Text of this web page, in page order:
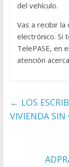
del vehículo.
Vas a recibir
electrónico. Si
TelePASE, en
atención
← LOS
VIVIENDA SIN